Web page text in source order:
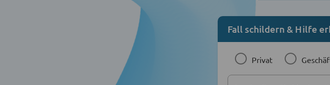
Fall schildern & Hilfe
Privat